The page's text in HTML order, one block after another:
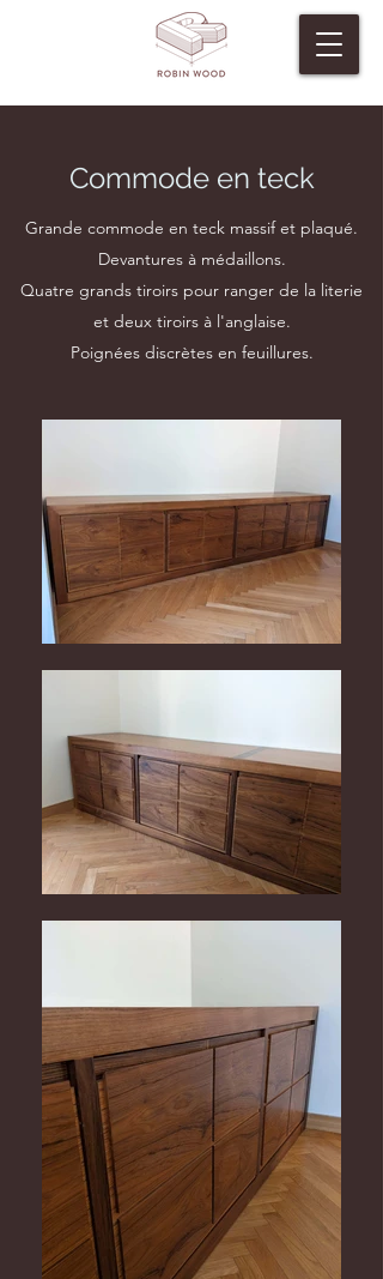
Commode en teck
Grande commode en teck massif et plaqué.
Devantures à médaillons.
Quatre grands tiroirs pour ranger de la literie
et deux tiroirs à l'anglaise.
Poignées discrètes en feuillures.